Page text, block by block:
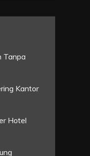
Tanpa
Kantor
Hotel